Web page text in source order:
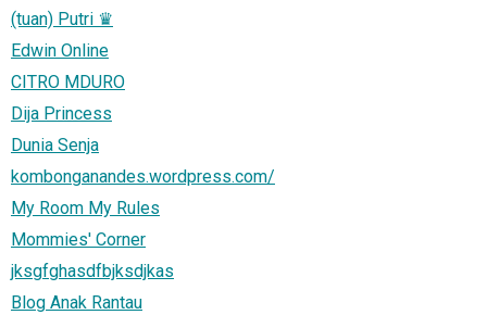
(tuan) Putri ♛
Edwin Online
CITRO MDURO
Dija Princess
Dunia Senja
kombonganandes.wordpress.com/
My Room My Rules
Mommies' Corner
jksgfghasdfbjksdjkas
Blog Anak Rantau